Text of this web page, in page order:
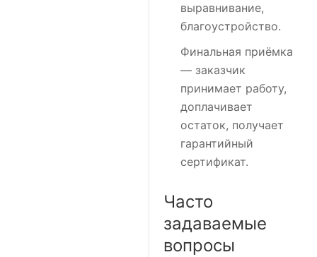
выравнивание,
благоустройство.
Финальная приёмка
— заказчик
принимает работу,
доплачивает
остаток, получает
гарантийный
сертификат.
Часто
задаваемые
вопросы